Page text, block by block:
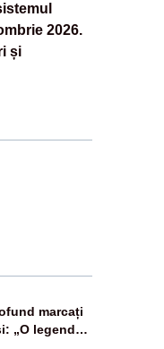
2026.
și
marcați
„O legendă